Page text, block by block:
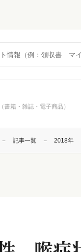
（書籍・雑誌・電子商品）
記事一覧 2018年